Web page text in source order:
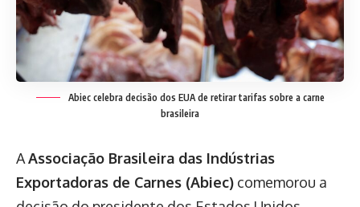
Abiec celebra decisão dos EUA de retirar tarifas sobre a carne
brasileira
AAssociação Brasileira das Indústrias
Exportadoras de Carnes (Abiec) comemorou a